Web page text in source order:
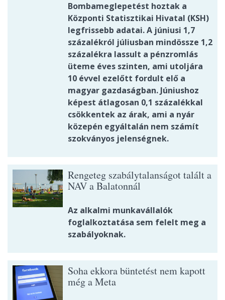
Bombameglepetést hoztak a
Központi Statisztikai Hivatal (KSH)
legfrissebb adatai. A júniusi 1,7
százalékról júliusban mindössze 1,2
százalékra lassult a pénzromlás
üteme éves szinten, ami utoljára
10 évvel ezelőtt fordult elő a
magyar gazdaságban. Júniushoz
képest átlagosan 0,1 százalékkal
csökkentek az árak, ami a nyár
közepén egyáltalán nem számít
szokványos jelenségnek.
Rengeteg szabálytalanságot talált a
NAV a Balatonnál
Az alkalmi munkavállalók
foglalkoztatása sem felelt meg a
szabályoknak.
Soha ekkora büntetést nem kapott
még a Meta